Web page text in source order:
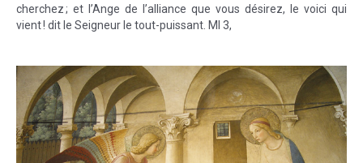
cherchez ; et l’Ange de l’alliance que vous désirez, le voici qui
vient ! dit le Seigneur le tout-puissant. Ml 3,